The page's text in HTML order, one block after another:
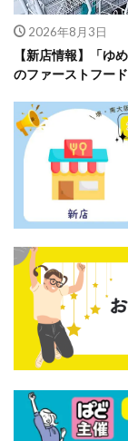
2026年8月3日
【新店情報】「ゆ
のファーストフー